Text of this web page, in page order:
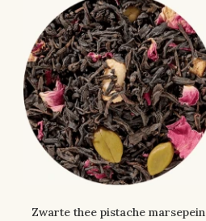
Zwarte thee pistache marsepein